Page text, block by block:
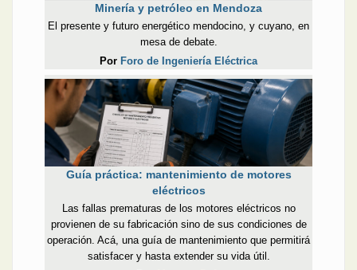
Minería y petróleo en Mendoza
El presente y futuro energético mendocino, y cuyano, en
mesa de debate.
Por Foro de Ingeniería Eléctrica
Guía práctica: mantenimiento de motores
eléctricos
Las fallas prematuras de los motores eléctricos no
provienen de su fabricación sino de sus condiciones de
operación. Acá, una guía de mantenimiento que permitirá
satisfacer y hasta extender su vida útil.